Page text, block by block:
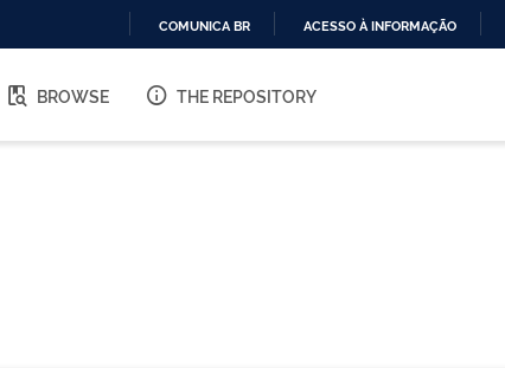
O
COMUNICA BR ACESSO À INFORMAÇÃO
BROWSE THE REPOSITORY